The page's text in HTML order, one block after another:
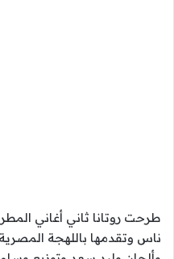
طرحت روتانا ثاني أغاني
ناس وتقدمها باللهجة